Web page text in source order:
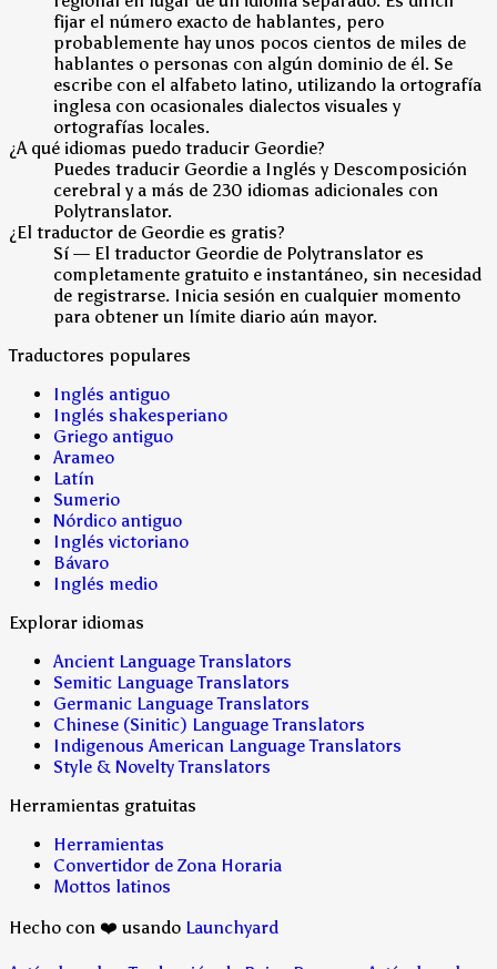
fijar el número exacto de hablantes, pero
probablemente hay unos pocos cientos de miles de
hablantes o personas con algún dominio de él. Se
escribe con el alfabeto latino, utilizando la ortografía
inglesa con ocasionales dialectos visuales y
ortografías locales.
¿A qué idiomas puedo traducir Geordie?
Puedes traducir Geordie a Inglés y Descomposición
cerebral y a más de 230 idiomas adicionales con
Polytranslator.
¿El traductor de Geordie es gratis?
Sí — El traductor Geordie de Polytranslator es
completamente gratuito e instantáneo, sin necesidad
de registrarse. Inicia sesión en cualquier momento
para obtener un límite diario aún mayor.
Traductores populares
Inglés antiguo
Inglés shakesperiano
Griego antiguo
Arameo
Latín
Sumerio
Nórdico antiguo
Inglés victoriano
Bávaro
Inglés medio
Explorar idiomas
Ancient Language Translators
Semitic Language Translators
Germanic Language Translators
Chinese (Sinitic) Language Translators
Indigenous American Language Translators
Style & Novelty Translators
Herramientas gratuitas
Herramientas
Convertidor de Zona Horaria
Mottos latinos
Hecho con ❤️ usando Launchyard